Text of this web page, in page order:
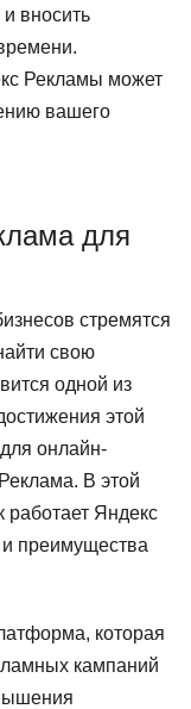
вносить
Рекламы может
вашего
для
стремятся
свою
одной из
этой
онлайн-
В этой
работает Яндекс
преимущества
которая
кампаний